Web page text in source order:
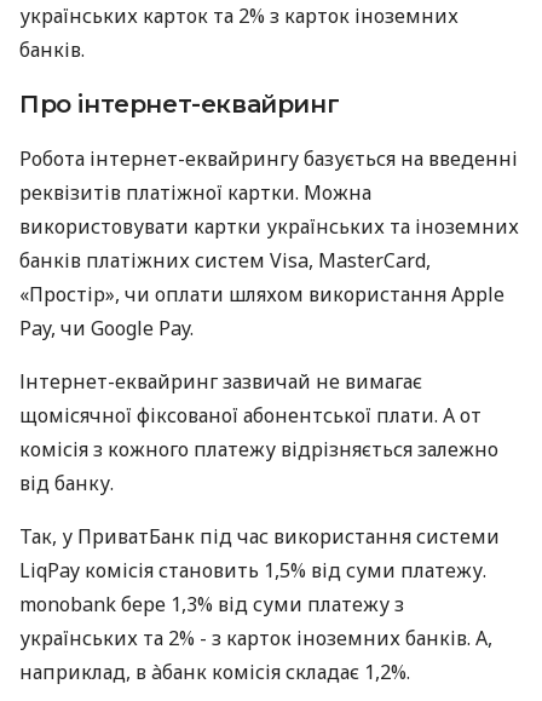
українських карток та 2% з карток іноземних
банків.
Про інтернет-еквайринг
Робота інтернет-еквайрингу базується на введенні
реквізитів платіжної картки. Можна
використовувати картки українських та іноземних
банків платіжних систем Visa, MasterCard,
«Простір», чи оплати шляхом використання Apple
Pay, чи Google Pay.
Інтернет-еквайринг зазвичай не вимагає
щомісячної фіксованої абонентської плати. А от
комісія з кожного платежу відрізняється залежно
від банку.
Так, у ПриватБанк під час використання системи
LiqPay комісія становить 1,5% від суми платежу.
monobank бере 1,3% від суми платежу з
українських та 2% - з карток іноземних банків. А,
наприклад, в àбанк комісія складає 1,2%.